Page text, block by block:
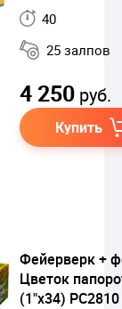
40
25 залпов
4 250 руб.
Купить
Фейерверк +
Цветок
(1"х34) РС2810